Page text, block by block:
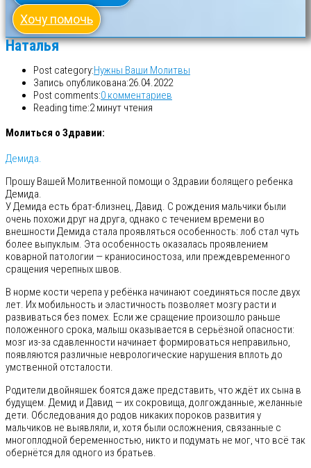
Хочу помочь
Наталья
Post category:Нужны Ваши Молитвы
Запись опубликована:26.04.2022
Post comments:0 комментариев
Reading time:2 минут чтения
Молиться о Здравии:
Демида.
Прошу Вашей Молитвенной помощи о Здравии болящего ребенка
Демида.
У Демида есть брат-близнец, Давид. С рождения мальчики были
очень похожи друг на друга, однако с течением времени во
внешности Демида стала проявляться особенность: лоб стал чуть
более выпуклым. Эта особенность оказалась проявлением
коварной патологии — краниосиностоза, или преждевременного
сращения черепных швов.
В норме кости черепа у ребёнка начинают соединяться после двух
лет. Их мобильность и эластичность позволяет мозгу расти и
развиваться без помех. Если же сращение произошло раньше
положенного срока, малыш оказывается в серьёзной опасности:
мозг из-за сдавленности начинает формироваться неправильно,
появляются различные неврологические нарушения вплоть до
умственной отсталости.
Родители двойняшек боятся даже представить, что ждёт их сына в
будущем. Демид и Давид — их сокровища, долгожданные, желанные
дети. Обследования до родов никаких пороков развития у
мальчиков не выявляли, и, хотя были осложнения, связанные с
многоплодной беременностью, никто и подумать не мог, что всё так
обернётся для одного из братьев.